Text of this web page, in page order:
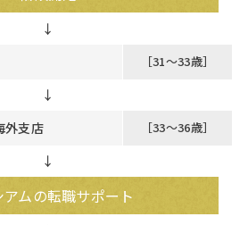
［31～33歳］
↓
支店
［33～36歳］
↓
アムの転職サポート